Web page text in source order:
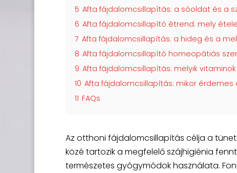
5 Afta fájdalomcsillapítás: a sóoldat és a
6 Afta fájdalomcsillapító étrend: mely
7 Afta fájdalomcsillapítás: a hideg és a
8 Afta fájdalomcsillapító homeopátiás
9 Afta fájdalomcsillapítás: melyik
10 Afta fájdalomcsillapítás: mikor érdemes
11 FAQs
Az otthoni fájdalomcsillapítás célja a
közé tartozik a megfelelő szájhigiénia
természetes gyógymódok használata.